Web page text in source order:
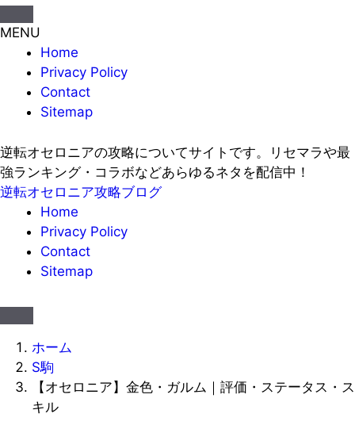
MENU
Home
Privacy Policy
Contact
Sitemap
逆転オセロニアの攻略についてサイトです。リセマラや最
強ランキング・コラボなどあらゆるネタを配信中！
逆転オセロニア攻略ブログ
Home
Privacy Policy
Contact
Sitemap
ホーム
S駒
【オセロニア】金色・ガルム｜評価・ステータス・ス
キル